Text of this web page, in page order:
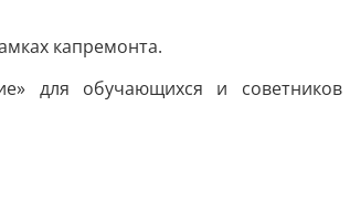
капремонта.
для обучающихся и